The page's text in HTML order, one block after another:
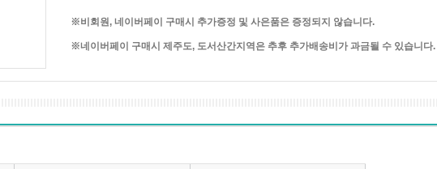
※비회원, 네이버페이 구매시 추가증정 및 사은품은 증정되지 않습니다.
※네이버페이 구매시 제주도, 도서산간지역은 추후 추가배송비가 과금될 수 있습니다.